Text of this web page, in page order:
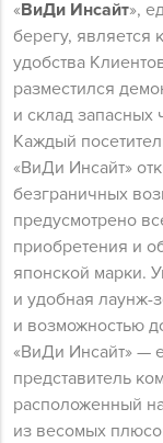
«ВиДи Инсайт»,
берегу, является
удобства
разместился
и склад запасных
Каждый
«ВиДи Инсайт»
безграничных
предусмотрено
приобретения и
японской марки.
и удобная лаунж-
и возможностью
«ВиДи Инсайт» —
представитель
расположенный
из весомых